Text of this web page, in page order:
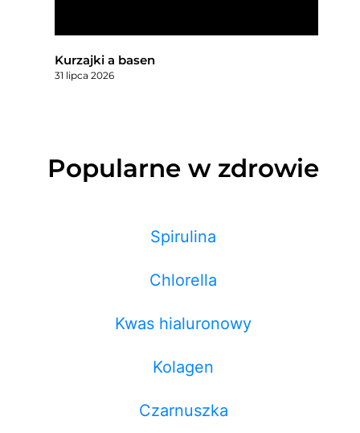
Kurzajki a basen
31 lipca 2026
Popularne w zdrowie
Spirulina
Chlorella
Kwas hialuronowy
Kolagen
Czarnuszka